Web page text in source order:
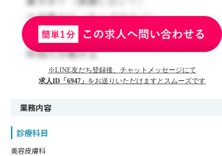
※LINE友だち登録後、チャットメッセージにて
求人ID「6947」 をお送りいただけますとスムーズです
業務内容
診療科目
美容皮膚科